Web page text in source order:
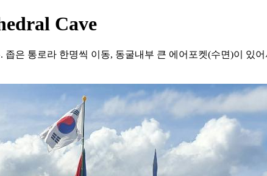
Cave
은 통로라 한명씩 이동, 동굴내부 큰 에어포켓(수면)이 있